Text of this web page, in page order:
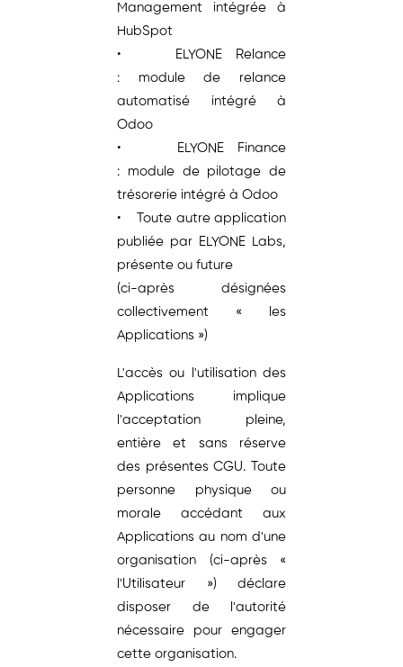
Management intégrée à
HubSpot
• ELYONE Relance
: module de relance
automatisé intégré à
Odoo
• ELYONE Finance
: module de pilotage de
trésorerie intégré à Odoo
• Toute autre application
publiée par ELYONE Labs,
présente ou future
(ci-après désignées
collectivement « les
Applications »)
L'accès ou l'utilisation des
Applications implique
l'acceptation pleine,
entière et sans réserve
des présentes CGU. Toute
personne physique ou
morale accédant aux
Applications au nom d'une
organisation (ci-après «
l'Utilisateur ») déclare
disposer de l'autorité
nécessaire pour engager
cette organisation.